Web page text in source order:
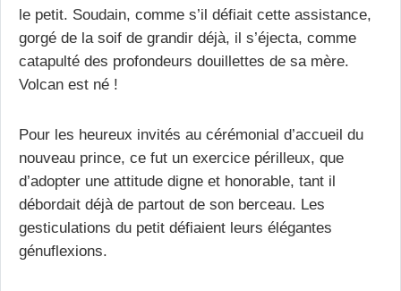
le petit. Soudain, comme s’il défiait cette assistance,
gorgé de la soif de grandir déjà, il s’éjecta, comme
catapulté des profondeurs douillettes de sa mère.
Volcan est né !
Pour les heureux invités au cérémonial d’accueil du
nouveau prince, ce fut un exercice périlleux, que
d’adopter une attitude digne et honorable, tant il
débordait déjà de partout de son berceau. Les
gesticulations du petit défiaient leurs élégantes
génuflexions.